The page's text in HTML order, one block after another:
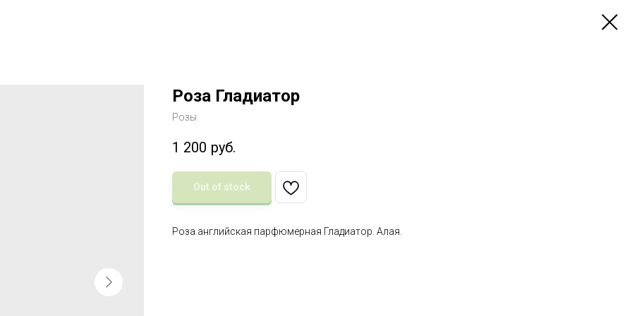
Роза Гладиатор
Розы
1 200 руб.
Out of stock
Роза английская парфюмерная Гладиатор. Алая.